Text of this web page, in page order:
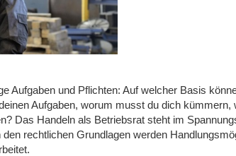
Aufgaben und Pflichten: Auf welcher Basis
Aufgaben, worum musst du dich
Das Handeln als Betriebsrat steht im
rechtlichen Grundlagen werden